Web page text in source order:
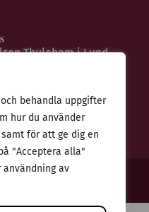
behandla uppgifter
hur du använder
för att ge dig en
"Acceptera alla"
av
Thulehem i Lund
40
2025